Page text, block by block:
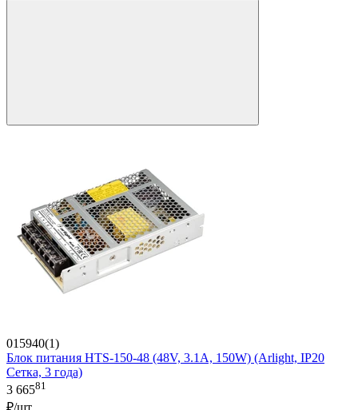
015940(1)
Блок питания HTS-150-48 (48V, 3.1A, 150W) (Arlight, IP20
Сетка, 3 года)
3 66581
₽/шт